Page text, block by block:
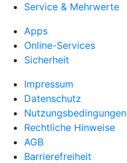
Service & Mehrwerte
Apps
Online-Services
Sicherheit
Impressum
Datenschutz
Nutzungsbedingungen
Rechtliche Hinweise
AGB
Barrierefreiheit